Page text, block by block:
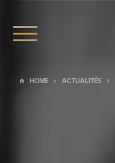
HOME ACTUALITÉS